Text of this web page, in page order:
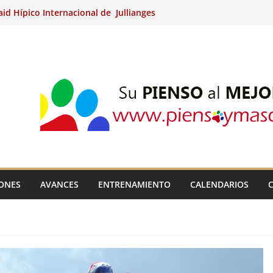
Hípico Internacional de Jullianges
Kung (Badajoz).
Hípico Internacional de Jullianges
AVANCES ENTRENAMIENTO CALENDARIOS